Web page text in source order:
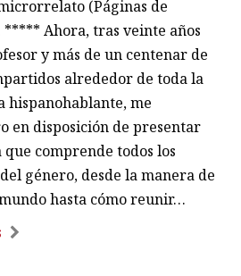
(Páginas de
***** Ahora, tras veinte años
y más de un centenar de
alrededor de toda la
hispanohablante, me
en disposición de presentar
que comprende todos los
género, desde la manera de
hasta cómo reunir…